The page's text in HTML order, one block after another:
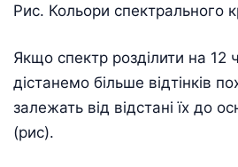
Рис. Кольори спектрального
Якщо спектр розділити на 12
дістанемо більше відтінків
залежать від відстані їх до
(рис).